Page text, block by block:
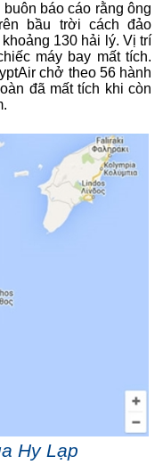
báo cáo rằng ông
bầu trời cách đảo
130 hải lý. Vị trí
máy bay mất tích.
chở theo 56 hành
đã mất tích khi còn
Hy Lạp